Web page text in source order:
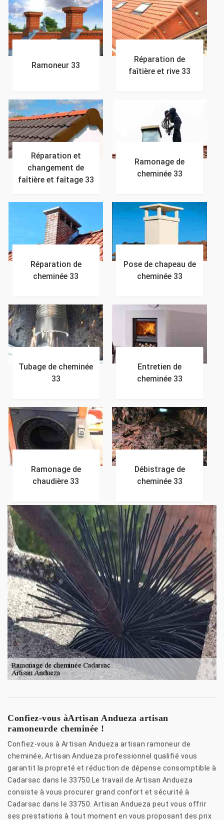
Ramoneur 33
Réparation de
faîtière et rive 33
Réparation et
changement de
faîtière et faîtage 33
Ramonage de
cheminée 33
Réparation de
cheminée 33
Pose de chapeau de
cheminée 33
Tubage de cheminée
33
Entretien de
cheminée 33
Ramonage de
chaudière 33
Débistrage de
cheminée 33
Confiez-vous àArtisan Andueza artisan
ramoneurde cheminée !
Confiez-vous à Artisan Andueza artisan ramoneur de
cheminée, Artisan Andueza professionnel qualifié vous
garantit la propreté et réduction de dépense consomptible à
Cadarsac dans le 33750.Le travail de Artisan Andueza
consiste à vous procurer grand confort et sécurité à
Cadarsac dans le 33750. Artisan Andueza peut vous offrir
ses prestations à tout moment en vous proposant des prix